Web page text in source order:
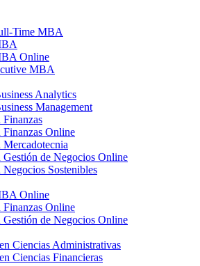
Time MBA
Online
MBA
Analytics
Management
Finanzas
Finanzas Online
Mercadotecnia
Gestión de Negocios Online
Negocios Sostenibles
Online
Finanzas Online
Gestión de Negocios Online
Ciencias Administrativas
Ciencias Financieras